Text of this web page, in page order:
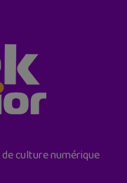
culture numérique